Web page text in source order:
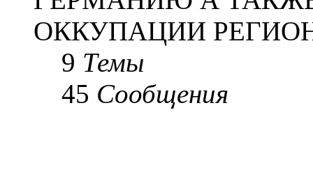
ОККУПАЦИИ
9 Темы
45 Сообщения